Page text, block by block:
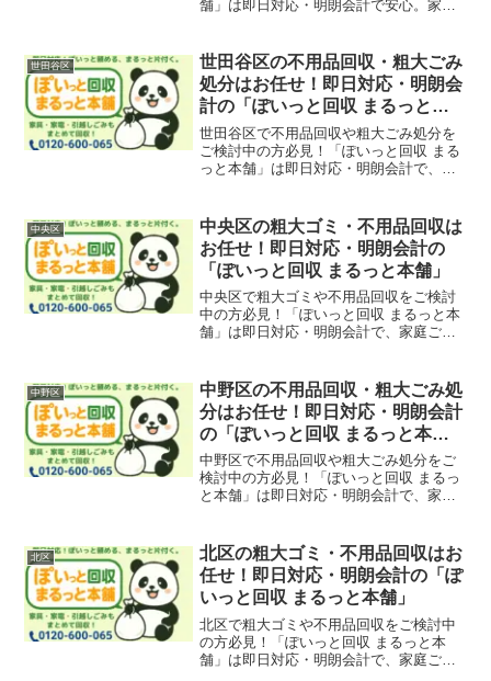
舗」は即日対応・明朗会計で安心。家
リアもお任せください。
世田谷区
世田谷区の不用品回収・粗大ごみ
処分はお任せ！即日対応・明朗会
計の「ぽいっと回収 まるっと本
舗」
世田谷区で不用品回収や粗大ごみ処分を
ご検討中の方必見！「ぽいっと回収 まる
っと本舗」は即日対応・明朗会計で、家
茶屋・下北沢・経堂・用賀エリアも対応
可能です。
中央区
中央区の粗大ゴミ・不用品回収は
お任せ！即日対応・明朗会計の
「ぽいっと回収 まるっと本舗」
中央区で粗大ゴミや不用品回収をご検討
中の方必見！「ぽいっと回収 まるっと本
舗」は即日対応・明朗会計で、家庭ご
地・日本橋・月島エリアも対応可能で
す。
中野区
中野区の不用品回収・粗大ごみ処
分はお任せ！即日対応・明朗会計
の「ぽいっと回収 まるっと本
舗」
中野区で不用品回収や粗大ごみ処分をご
検討中の方必見！「ぽいっと回収 まるっ
と本舗」は即日対応・明朗会計で、家庭
東中野・新井薬師前エリアも対応可能で
す。
北区
北区の粗大ゴミ・不用品回収はお
任せ！即日対応・明朗会計の「ぽ
いっと回収 まるっと本舗」
北区で粗大ゴミや不用品回収をご検討中
の方必見！「ぽいっと回収 まるっと本
舗」は即日対応・明朗会計で、家庭ご